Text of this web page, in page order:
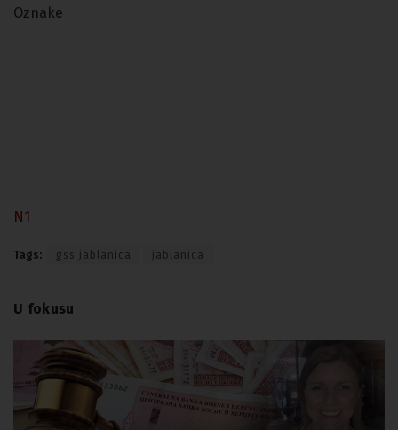
Oznake
N1
Tags: gss jablanica jablanica
U fokusu